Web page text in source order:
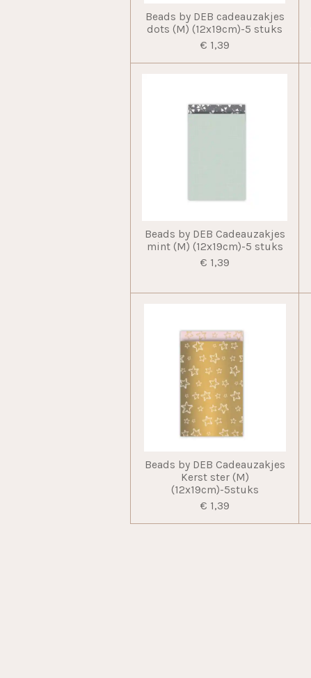
Beads by DEB cadeauzakjes
dots (M) (12x19cm)-5 stuks
€ 1,39
Beads by DEB Cadeauzakjes
mint (M) (12x19cm)-5 stuks
€ 1,39
Beads by DEB Cadeauzakjes
Kerst ster (M)
(12x19cm)-5stuks
€ 1,39